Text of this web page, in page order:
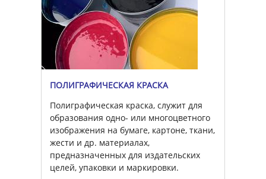
ПОЛИГРАФИЧЕСКАЯ КРАСКА
Полиграфическая краска, служит для
образования одно- или многоцветного
изображения на бумаге, картоне, ткани,
жести и др. материалах,
предназначенных для издательских
целей, упаковки и маркировки.